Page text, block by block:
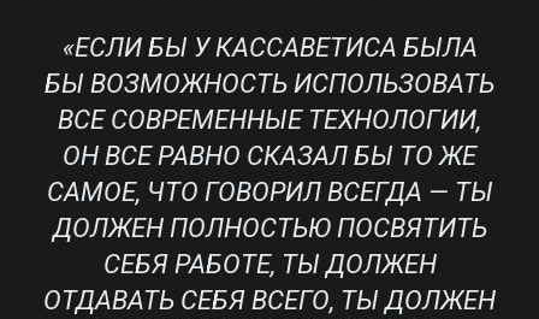
«ЕСЛИ БЫ У КАССАВЕТИСА БЫЛА
БЫ ВОЗМОЖНОСТЬ ИСПОЛЬЗОВАТЬ
ВСЕ СОВРЕМЕННЫЕ ТЕХНОЛОГИИ,
ОН ВСЕ РАВНО СКАЗАЛ БЫ ТО ЖЕ
САМОЕ, ЧТО ГОВОРИЛ ВСЕГДА — ТЫ
ДОЛЖЕН ПОЛНОСТЬЮ ПОСВЯТИТЬ
СЕБЯ РАБОТЕ, ТЫ ДОЛЖЕН
ОТДАВАТЬ СЕБЯ ВСЕГО, ТЫ ДОЛЖЕН